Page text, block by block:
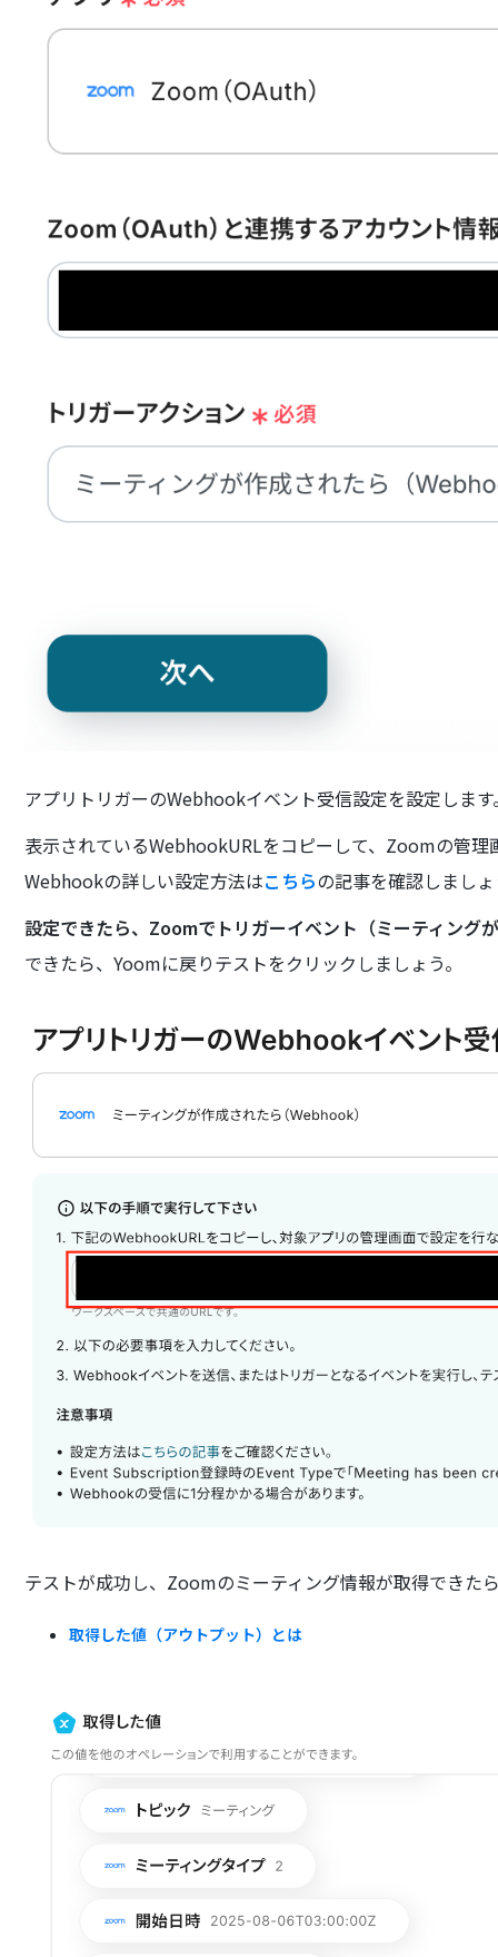
アプリトリガーのWebhookイベント受信設定を設定します
表示されているWebhookURLをコピーして、Zoomの管理
Webhookの詳しい設定方法はこちらの記事を確認しまし
設定できたら、Zoomでトリガーイベント（ミーティング
できたら、Yoomに戻りテストをクリックしましょう。
テストが成功し、Zoomのミーティング情報が取得できた
取得した値（アウトプット）とは